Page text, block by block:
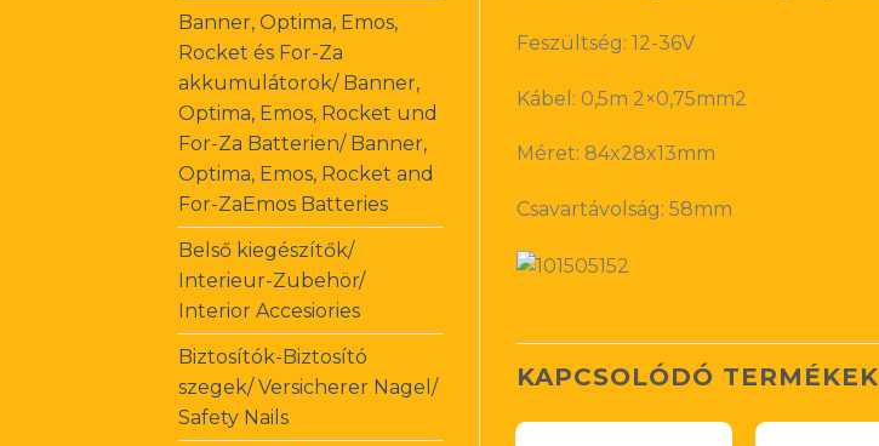
Banner, Optima, Emos,
Rocket és For-Za
akkumulátorok/ Banner,
Optima, Emos, Rocket und
For-Za Batterien/ Banner,
Optima, Emos, Rocket and
For-ZaEmos Batteries
Belső kiegészítők/
Interieur-Zubehör/
Interior Accesiories
Biztosítók-Biztosító
szegek/ Versicherer Nagel/
Safety Nails
Feszültség: 12-36V
Kábel: 0,5m 2×0,75mm2
Méret: 84x28x13mm
Csavartávolság: 58mm
KAPCSOLÓDÓ TERMÉKEK